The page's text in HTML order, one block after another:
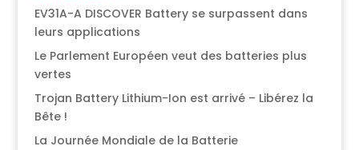
EV31A-A DISCOVER Battery se surpassent dans
leurs applications
Le Parlement Européen veut des batteries plus
vertes
Trojan Battery Lithium-Ion est arrivé – Libérez la
Bête !
La Journée Mondiale de la Batterie